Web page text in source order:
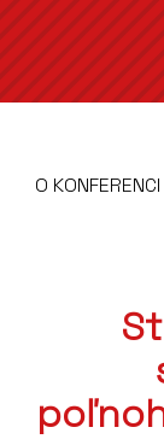
O KONFERENCI